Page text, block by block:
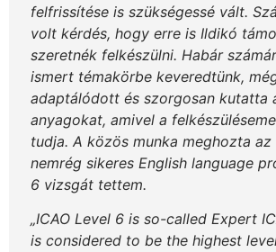
felfrissítése is szükségessé vált.
volt kérdés, hogy erre is Ildikó
szeretnék felkészülni. Habár
ismert témakörbe keveredtünk,
adaptálódott és szorgosan kutatta
anyagokat, amivel a
tudja. A közös munka meghozta
nemrég sikeres English language
6 vizsgát tettem.
„ICAO Level 6 is so-called Expert
is considered to be the highest